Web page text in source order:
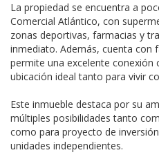
La propiedad se encuentra a
Comercial Atlántico, con
zonas deportivas, farmacias y
inmediato. Además, cuenta con
permite una excelente conexión
ubicación ideal tanto para vivir
Este inmueble destaca por su
múltiples posibilidades tanto
como para proyecto de
unidades independientes.